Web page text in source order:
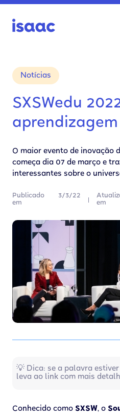
Notícias
SXSWedu
O maior evento de inovação
começa dia 07 de março e
interessantes sobre o
Publicado
em
3/3/22
em
💡 Dica: se a palavra estiver
leva ao link com mais
Conhecido como SXSW, o